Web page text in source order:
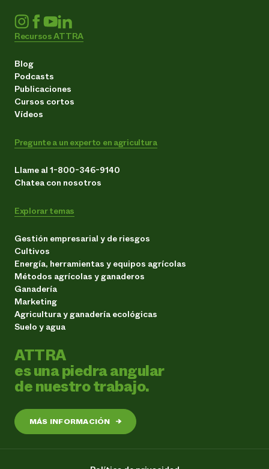
Recursos ATTRA
Blog
Podcasts
Publicaciones
Cursos cortos
Vídeos
Pregunte a un experto en agricultura
Llame al 1-800-346-9140
Chatea con nosotros
Explorar temas
Gestión empresarial y de riesgos
Cultivos
Energía, herramientas y equipos agrícolas
Métodos agrícolas y ganaderos
Ganadería
Marketing
Agricultura y ganadería ecológicas
Suelo y agua
ATTRA
es una piedra angular
de nuestro trabajo.
MÁS INFORMACIÓN →